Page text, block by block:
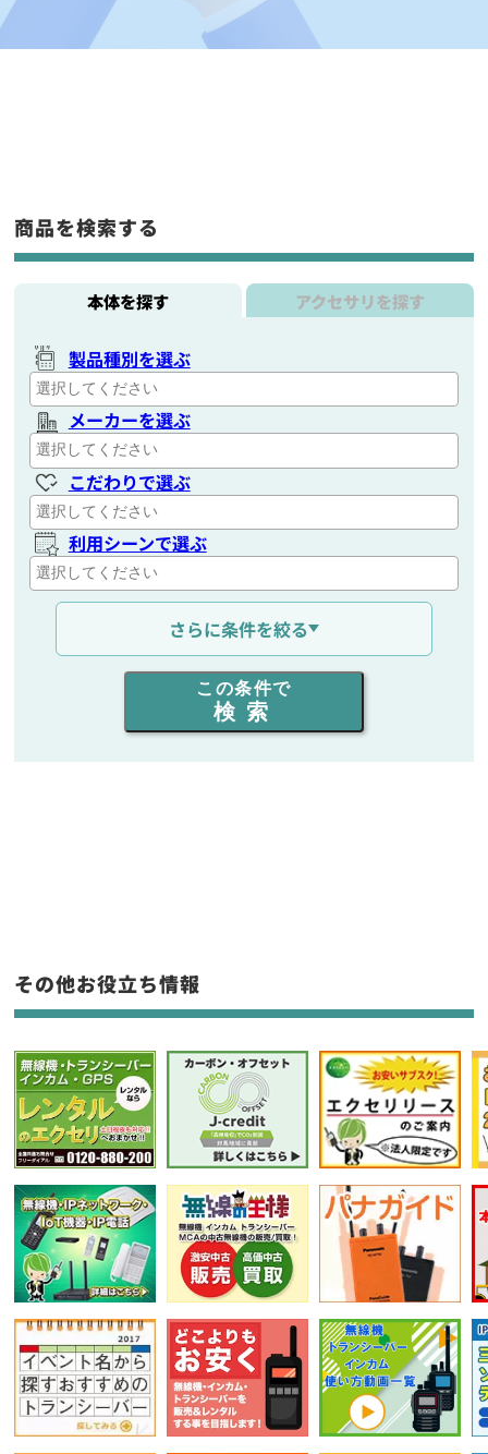
商品を検索する
本体を探す アクセサリを探す
製品種別を選ぶ
メーカーを選ぶ
こだわりで選ぶ
利用シーンで選ぶ
通信距離を選ぶ
出力を選ぶ
同時通話人数を選ぶ
フリーワード入力(製品名等)
選択条件をリセット
さらに条件を絞る
この条件で
検索
その他お役立ち情報